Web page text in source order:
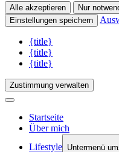
Alle akzeptieren Nur
Einstellungen speichern
{title}
{title}
{title}
Zustimmung verwalten
Startseite
Über mich
Lifestyle Untermenü